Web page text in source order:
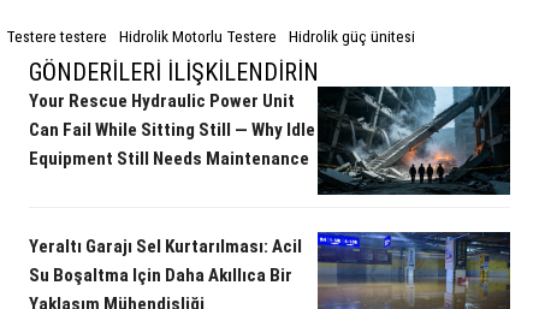
Testere testere Hidrolik Motorlu Testere Hidrolik güç ünitesi
GÖNDERILERI İLIŞKILENDIRIN
Your Rescue Hydraulic Power Unit
Can Fail While Sitting Still — Why Idle
Equipment Still Needs Maintenance
Yeraltı Garajı Sel Kurtarılması: Acil
Su Boşaltma Için Daha Akıllıca Bir
Yaklaşım Mühendisliği